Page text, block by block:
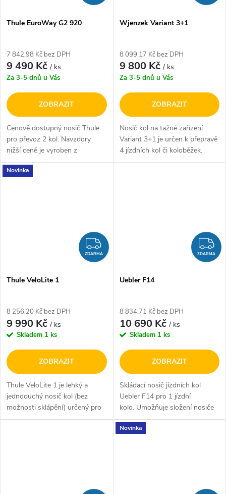
Thule EuroWay G2 920
7 842,98 Kč bez DPH
9 490 Kč/ ks
Za 3-5 dnů u Vás
ZOBRAZIT
Cenově dostupný nosič Thule
pro převoz 2 kol. Navzdory
nižší ceně je vyroben z
kvalitních komponentů (většina
klíčových dílů je totožná s
Wjenzek Variant 3+1
8 099,17 Kč bez DPH
9 800 Kč/ ks
Za 3-5 dnů u Vás
ZOBRAZIT
Nosič kol na tažné zařízení
Variant 3+1 je určen k přepravě
4 jízdních kol či koloběžek.
Upnutí na kouli je realizováno
Novinka
ZDARMA
ZDARMA
Thule VeloLite 1
8 256,20 Kč bez DPH
9 990 Kč/ ks
Skladem 1 ks
ZOBRAZIT
Thule VeloLite 1 je lehký a
jednoduchý nosič kol (bez
možnosti sklápění) určený pro
1 jízdní kolo, ideální pro silniční i
ZDARMA
Uebler F14
8 834,71 Kč bez DPH
10 690 Kč/ ks
Skladem 1 ks
ZOBRAZIT
Skládací nosič jízdních kol
Uebler F14 pro 1 jízdní
kolo. Umožňuje složení nosiče
do malých rozměrů a zároveň
rychlejší a pohodlnější uchycení
Novinka